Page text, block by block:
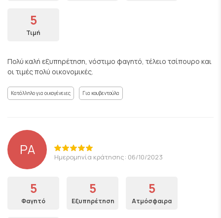
5
Τιμή
Πολύ καλή εξυπηρέτηση, νόστιμο φαγητό, τέλειο τσίπουρο και
οι τιμές πολύ οικονομικές.
Κατάλληλο για οικογένειες Για κουβεντούλα
ΡΑ Ημερομηνία κράτησης: 06/10/2023
5
Φαγητό
5
Εξυπηρέτηση
5
Ατμόσφαιρα